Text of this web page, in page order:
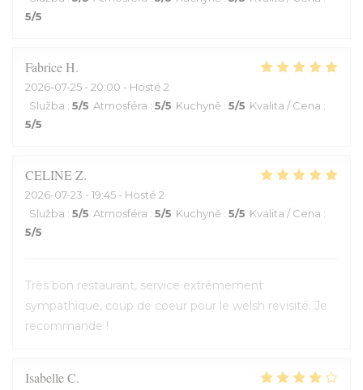
5/5
FabriceH
2026-07-25 - 20:00 - Hosté 2
Služba : 5/5 Atmosféra : 5/5 Kuchyně : 5/5 Kvalita / Cena :
5/5
CELINEZ
2026-07-23 - 19:45 - Hosté 2
Služba : 5/5 Atmosféra : 5/5 Kuchyně : 5/5 Kvalita / Cena :
5/5
Très bon restaurant, service extrêmement
sympathique, coup de coeur pour le welsh revisité. Je
recommande !
IsabelleC